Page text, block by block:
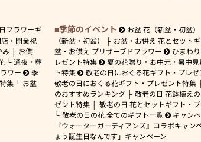
フラワーギ
店・開業祝
み
お供
通夜・葬
ワー
季
集
お盆
季節のイベント お盆 花（新盆・初盆）
（新盆・初盆）
お盆・お供え 花とセット
盆・お供え プリザーブドフラワー
ひまわ
レゼント特集
夏の花贈り・お中元・暑中
ト特集
敬老の日におくる花ギフト・プレ
敬老の日におくる花ギフト・プレゼント特集
のおすすめランキング
敬老の日 花鉢植え
ゼント特集
敬老の日 花とセットギフト・
敬老の日の花 全てのギフト一覧
キャン
『ウォーターガーディアンズ』コラボキャン
ょう誕生日なんです」キャンペーン